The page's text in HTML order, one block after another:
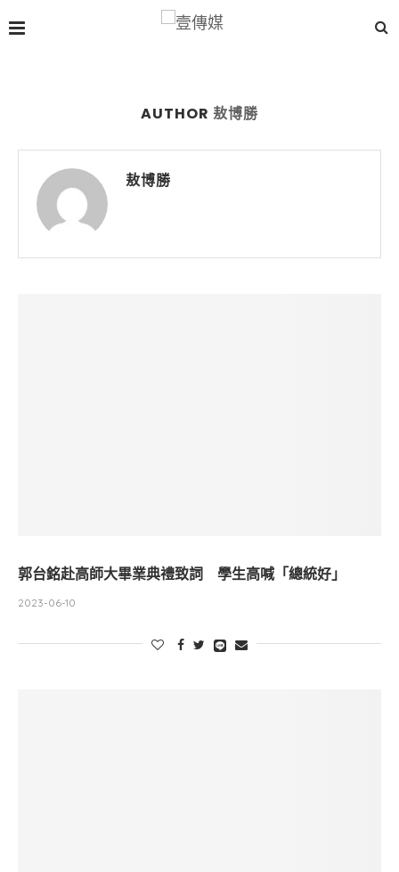
AUTHOR 敖博勝
敖博勝
郭台銘赴高師大畢業典禮致詞 學生高喊「總統好」
2023-06-10